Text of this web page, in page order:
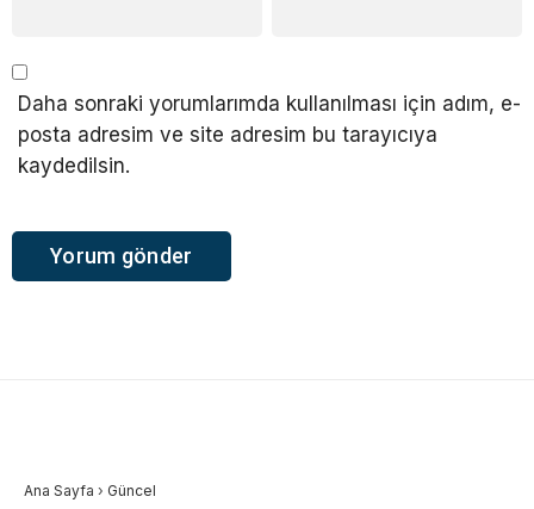
Daha sonraki yorumlarımda kullanılması için adım, e-
posta adresim ve site adresim bu tarayıcıya
kaydedilsin.
Ana Sayfa › Güncel